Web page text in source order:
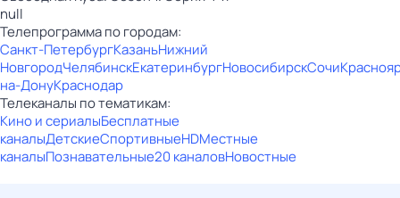
null
Телепрограмма по городам:
Санкт-ПетербургКазаньНижний
НовгородЧелябинскЕкатеринбургНовосибирскСочи
на-ДонуКраснодар
Телеканалы по тематикам:
Кино и сериалыБесплатные
каналыДетскиеСпортивныеHDМестные
каналыПознавательные20 каналовНовостные